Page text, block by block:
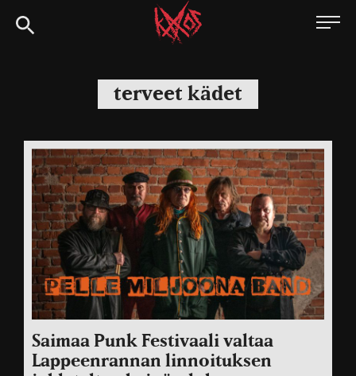
Siirry
suoraan
Kaaoszine
terveet kädet
Saimaa Punk Festivaali valtaa
Lappeenrannan linnoituksen